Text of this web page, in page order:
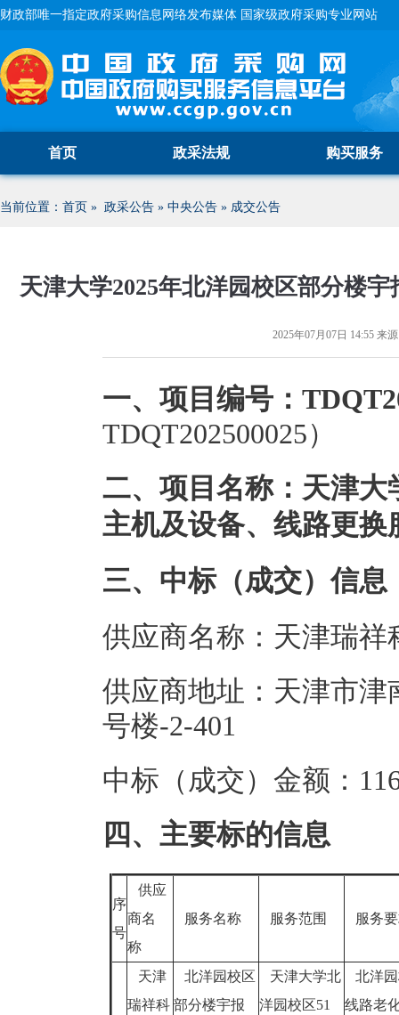
财政部唯一指定政府采购信息网络发布媒体 国家级政府采购专业网站
首页 政采法规 购买服务
当前位置： 首页 » 政采公告 » 中央公告 » 成交公告
天津大学2025年北洋园校区部分楼
2025年07月07日 14:55 来
一、项目编号：
TDQT202500025）
二、项目名称：天津大
主机及设备、线路更换
三、中标（成交）信息
供应商名称：天津瑞祥
供应商地址：天津市津
号楼-2-401
中标（成交）金额：
四、主要标的信息
序
号
供应
商名
称
服务名称 服务范围 服务
天津
瑞祥科
北洋园校区
部分楼宇报
天津大学北
洋园校区51
北洋园
线路老